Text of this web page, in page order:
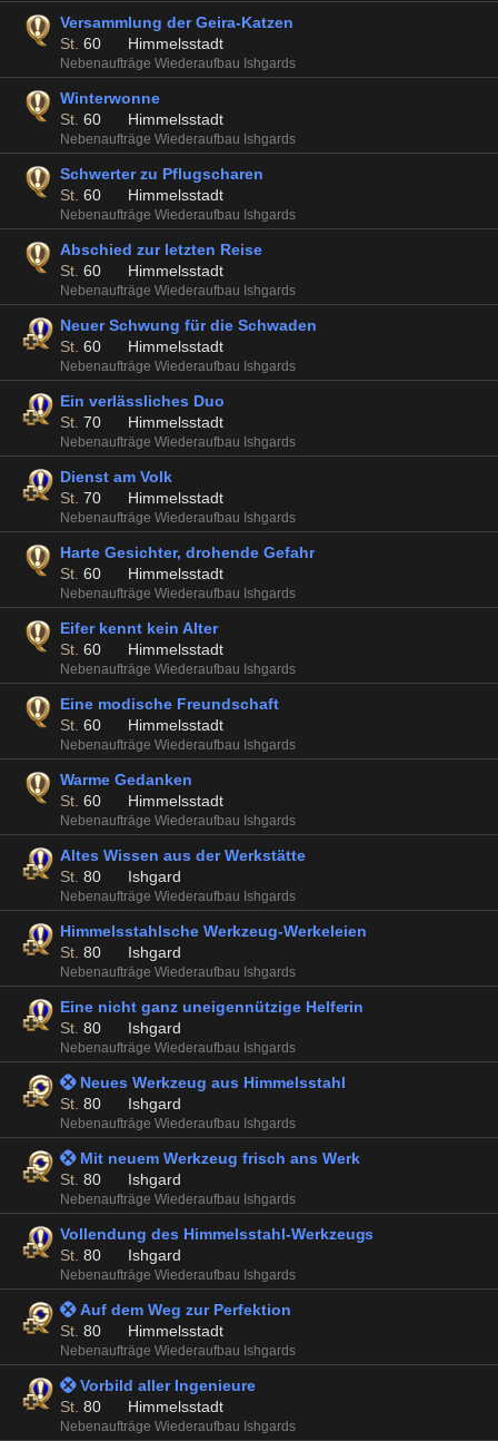
Versammlung der Geira-Katzen
St. 60 Himmelsstadt
Nebenaufträge Wiederaufbau Ishgards
Winterwonne
St. 60 Himmelsstadt
Nebenaufträge Wiederaufbau Ishgards
Schwerter zu Pflugscharen
St. 60 Himmelsstadt
Nebenaufträge Wiederaufbau Ishgards
Abschied zur letzten Reise
St. 60 Himmelsstadt
Nebenaufträge Wiederaufbau Ishgards
Neuer Schwung für die Schwaden
St. 60 Himmelsstadt
Nebenaufträge Wiederaufbau Ishgards
Ein verlässliches Duo
St. 70 Himmelsstadt
Nebenaufträge Wiederaufbau Ishgards
Dienst am Volk
St. 70 Himmelsstadt
Nebenaufträge Wiederaufbau Ishgards
Harte Gesichter, drohende Gefahr
St. 60 Himmelsstadt
Nebenaufträge Wiederaufbau Ishgards
Eifer kennt kein Alter
St. 60 Himmelsstadt
Nebenaufträge Wiederaufbau Ishgards
Eine modische Freundschaft
St. 60 Himmelsstadt
Nebenaufträge Wiederaufbau Ishgards
Warme Gedanken
St. 60 Himmelsstadt
Nebenaufträge Wiederaufbau Ishgards
Altes Wissen aus der Werkstätte
St. 80 Ishgard
Nebenaufträge Wiederaufbau Ishgards
Himmelsstahlsche Werkzeug-Werkeleien
St. 80 Ishgard
Nebenaufträge Wiederaufbau Ishgards
Eine nicht ganz uneigennützige Helferin
St. 80 Ishgard
Nebenaufträge Wiederaufbau Ishgards
 Neues Werkzeug aus Himmelsstahl
St. 80 Ishgard
Nebenaufträge Wiederaufbau Ishgards
 Mit neuem Werkzeug frisch ans Werk
St. 80 Ishgard
Nebenaufträge Wiederaufbau Ishgards
Vollendung des Himmelsstahl-Werkzeugs
St. 80 Ishgard
Nebenaufträge Wiederaufbau Ishgards
 Auf dem Weg zur Perfektion
St. 80 Himmelsstadt
Nebenaufträge Wiederaufbau Ishgards
 Vorbild aller Ingenieure
St. 80 Himmelsstadt
Nebenaufträge Wiederaufbau Ishgards